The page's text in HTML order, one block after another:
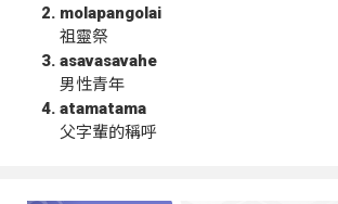
molapangolai
祖靈祭
asavasavahe
男性青年
atamatama
父字輩的稱呼